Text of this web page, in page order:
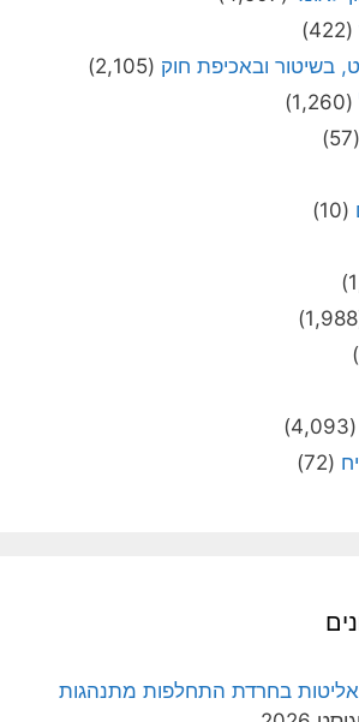
(422)
בשיטור ובאכיפת חוק (2,105)
(1,260)
(57)
(10)
(4,093)
(72)
אליטות בחרדת התחלפות מתנהגות